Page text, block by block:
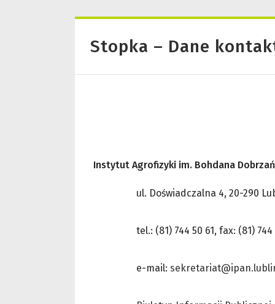
Stopka – Dane
Instytut Agrofizyki im. Bohdana
ul. Doświadczalna 4, 20-290
tel.: (81) 744 50 61, fax: (81) 744
e-mail: